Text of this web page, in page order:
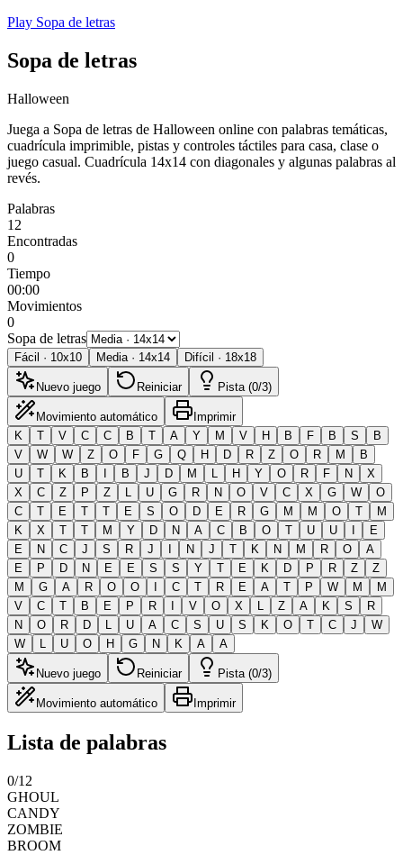
Play Sopa de letras
Sopa de letras
Halloween
Juega a Sopa de letras de Halloween online con palabras temáticas,
cuadrícula imprimible, pistas y controles táctiles para casa, clase o
juego casual. Cuadrícula 14x14 con diagonales y algunas palabras al
revés.
Palabras
12
Encontradas
0
Tiempo
00:00
Movimientos
0
Sopa de letras
Fácil · 10x10 Media · 14x14 Difícil · 18x18
Nuevo juego Reiniciar Pista (0/3)
Movimiento automático
Imprimir
K
T V C C B T A Y M V H B F B S
B
V
W W Z O F G Q H D R Z O R M
B
U
T K B I B J D M L H Y O R F N
X
X
C Z P Z L U G R N O V C X G W
O
C
T E T T E S O D E R G M M O T
M
K
X T T M Y D N A C B O T U U I
E
E
N C J S R J I N J T K N M R O
A
E
P D N E E S S Y T E K D P R Z
Z
M
G A R O O I C T R E A T P W M
M
V
C T B E P R I V O X L Z A K S
R
N
O R D L U A C S U S K O T C J
W
W
L U O H G N K A A
Nuevo juego Reiniciar Pista (0/3)
Movimiento automático Imprimir
Lista de palabras
0/12
GHOUL
CANDY
ZOMBIE
BROOM